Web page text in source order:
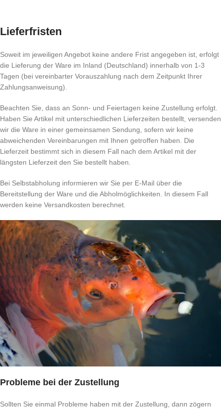
Lieferfristen
Soweit im jeweiligen Angebot keine andere Frist angegeben ist, erfolgt
die Lieferung der Ware im Inland (Deutschland) innerhalb von 1-3
Tagen (bei vereinbarter Vorauszahlung nach dem Zeitpunkt Ihrer
Zahlungsanweisung).
Beachten Sie, dass an Sonn- und Feiertagen keine Zustellung erfolgt.
Haben Sie Artikel mit unterschiedlichen Lieferzeiten bestellt, versenden
wir die Ware in einer gemeinsamen Sendung, sofern wir keine
abweichenden Vereinbarungen mit Ihnen getroffen haben. Die
Lieferzeit bestimmt sich in diesem Fall nach dem Artikel mit der
längsten Lieferzeit den Sie bestellt haben.
Bei Selbstabholung informieren wir Sie per E-Mail über die
Bereitstellung der Ware und die Abholmöglichkeiten. In diesem Fall
werden keine Versandkosten berechnet.
Probleme bei der Zustellung
Sollten Sie einmal Probleme haben mit der Zustellung, dann zögern